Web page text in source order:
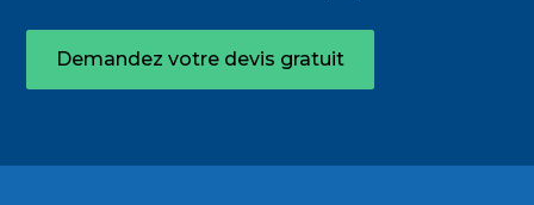
Demandez votre devis gratuit